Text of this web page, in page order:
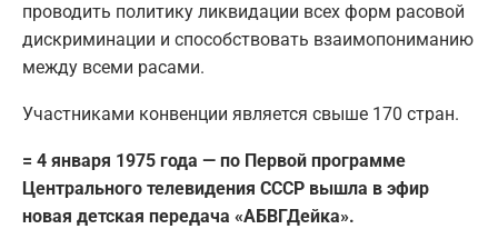
проводить политику ликвидации всех форм расовой
дискриминации и способствовать взаимопониманию
между всеми расами.
Участниками конвенции является свыше 170 стран.
= 4 января 1975 года — по Первой программе
Центрального телевидения СССР вышла в эфир
новая детская передача «АБВГДейка».